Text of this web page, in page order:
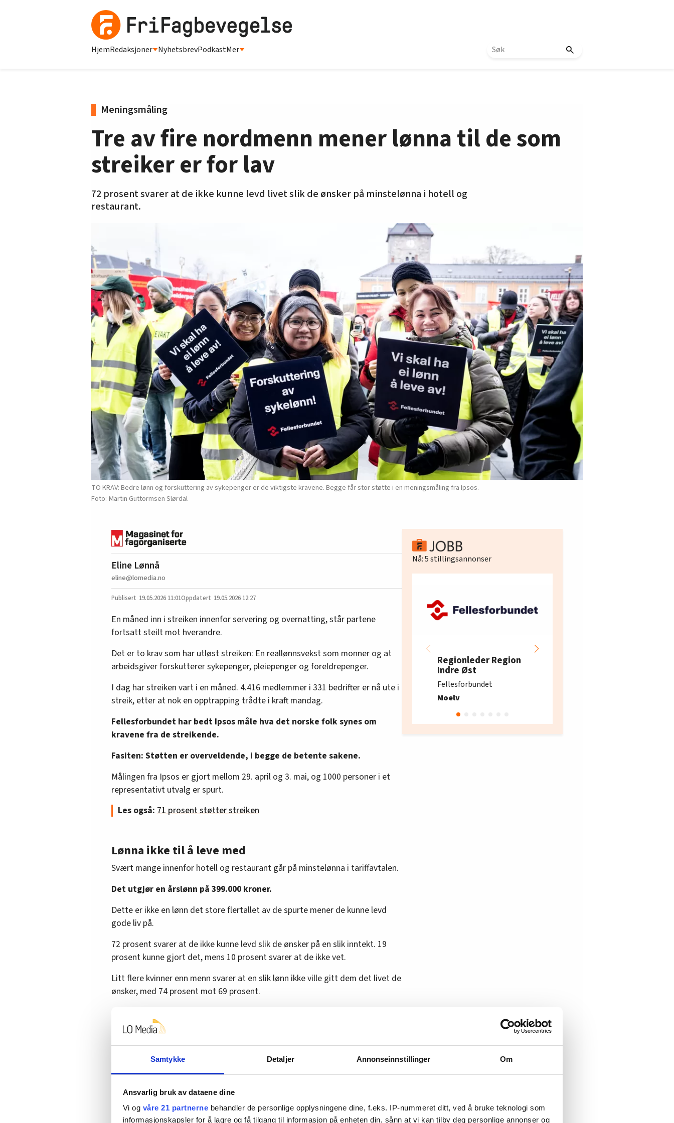
Samtykke Detaljer Annonseinnstillinger Om
Ansvarlig bruk av dataene dine
Vi og våre 21 partnerne behandler de personlige opplysningene dine, f.eks. IP-nummeret ditt, ved å bruke teknologi som
informasjonskapsler for å lagre og få tilgang til informasjon på enheten din, sånn at vi kan tilby deg personlige annonser og
HjemRedaksjoner NyhetsbrevPodkastMer
Meningsmåling
Tre av fire nordmenn mener lønna til de som
streiker er for lav
72 prosent svarer at de ikke kunne levd livet slik de ønsker på minstelønna i hotell og
restaurant.
TO KRAV: Bedre lønn og forskuttering av sykepenger er de viktigste kravene. Begge får stor støtte i en meningsmåling fra Ipsos.
Martin Guttormsen Slørdal
Eline Lønnå
eline@lomedia.no
19.05.2026 11:01 19.05.2026 12:27
En måned inn i streiken innenfor servering og overnatting, står partene
fortsatt steilt mot hverandre.
Det er to krav som har utløst streiken: En reallønnsvekst som monner og at
arbeidsgiver forskutterer sykepenger, pleiepenger og foreldrepenger.
I dag har streiken vart i en måned. 4.416 medlemmer i 331 bedrifter er nå ute i
streik, etter at nok en opptrapping trådte i kraft mandag.
Fellesforbundet har bedt Ipsos måle hva det norske folk synes om
kravene fra de streikende.
Fasiten: Støtten er overveldende, i begge de betente sakene.
Målingen fra Ipsos er gjort mellom 29. april og 3. mai, og 1000 personer i et
representativt utvalg er spurt.
Les også: 71 prosent støtter streiken
Lønna ikke til å leve med
Svært mange innenfor hotell og restaurant går på minstelønna i tariffavtalen.
Det utgjør en årslønn på 399.000 kroner.
Dette er ikke en lønn det store flertallet av de spurte mener de kunne levd
gode liv på.
72 prosent svarer at de ikke kunne levd slik de ønsker på en slik inntekt. 19
prosent kunne gjort det, mens 10 prosent svarer at de ikke vet.
Litt flere kvinner enn menn svarer at en slik lønn ikke ville gitt dem det livet de
ønsker, med 74 prosent mot 69 prosent.
lønn, men kun om forskuttering av sykepenger.
Fellesforbundets svar er at de ansatte har hatt en dårlig lønnsutvikling
sammenlignet med andre grupper.
det nede på 76 prosent.
– Det handler om at folk skal kunne leve verdige liv i et av verdens rikeste
Nå:5stillingsannonser
Regionleder Region
Indre Øst
Fellesforbundet
Moelv